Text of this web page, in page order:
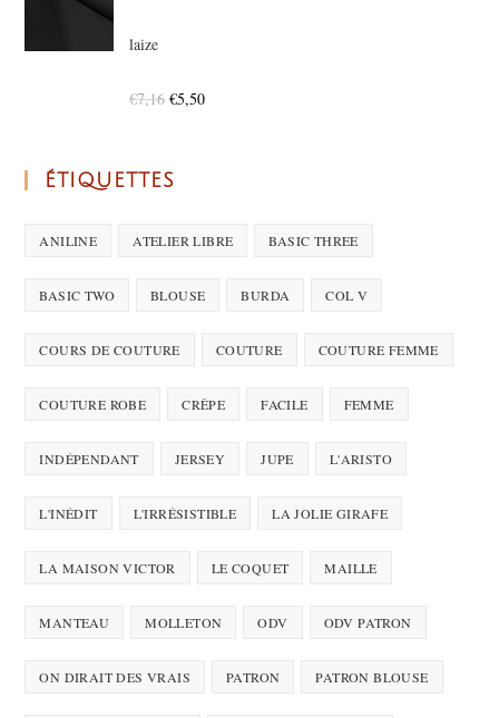
laize
€7,16 €5,50
ÉTIQUETTES
ANILINE ATELIER LIBRE BASIC THREE
BASIC TWO BLOUSE BURDA COL V
COURS DE COUTURE COUTURE COUTURE FEMME
COUTURE ROBE CRÊPE FACILE FEMME
INDÉPENDANT JERSEY JUPE L'ARISTO
L'INÉDIT L'IRRÉSISTIBLE LA JOLIE GIRAFE
LA MAISON VICTOR LE COQUET MAILLE
MANTEAU MOLLETON ODV ODV PATRON
ON DIRAIT DES VRAIS PATRON PATRON BLOUSE